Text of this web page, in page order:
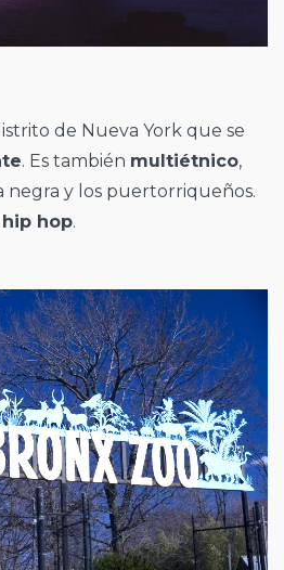
de Nueva York que se
. Es también multiétnico,
negra y los puertorriqueños.
hip hop.